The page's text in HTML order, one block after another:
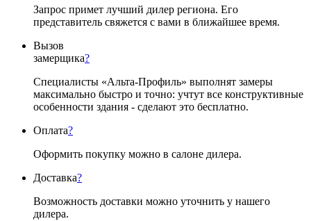
Запрос примет лучший дилер региона. Его
представитель свяжется с вами в ближайшее время.
Вызов
замерщика?
Специалисты «Альта-Профиль» выполнят замеры
максимально быстро и точно: учтут все конструктивные
особенности здания - сделают это бесплатно.
Оплата?
Оформить покупку можно в салоне дилера.
Доставка?
Возможность доставки можно уточнить у нашего
дилера.